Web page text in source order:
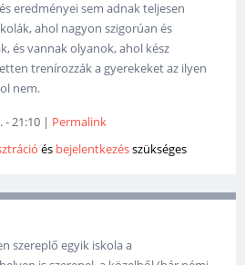
eredményei sem adnak teljesen
ahol nagyon szigorúan és
és vannak olyanok, ahol kész
trenírozzák a gyerekeket az ilyen
nem.
- 21:10 | Permalink
és bejelentkezésszükséges
szereplő egyik iskola a